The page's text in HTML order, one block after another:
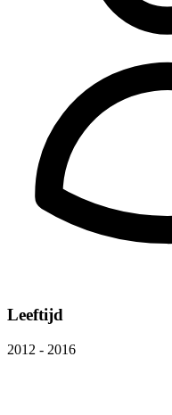
Leeftijd
2012 - 2016